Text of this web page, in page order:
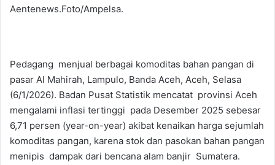
Aentenews.Foto/Ampelsa.
Pedagang menjual berbagai komoditas bahan pangan di
pasar Al Mahirah, Lampulo, Banda Aceh, Aceh, Selasa
(6/1/2026). Badan Pusat Statistik mencatat provinsi Aceh
mengalami inflasi tertinggi pada Desember 2025 sebesar
6,71 persen (year-on-year) akibat kenaikan harga sejumlah
komoditas pangan, karena stok dan pasokan bahan pangan
menipis dampak dari bencana alam banjir Sumatera.